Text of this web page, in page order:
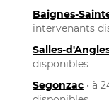
Baignes-
intervenants
Salles-
disponibles
Segonzac • à